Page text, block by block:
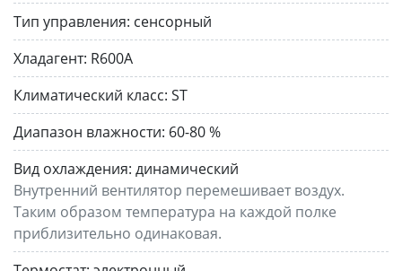
Тип управления: сенсорный
Хладагент: R600A
Климатический класс: ST
Диапазон влажности: 60-80 %
Вид охлаждения: динамический
Внутренний вентилятор перемешивает воздух.
Таким образом температура на каждой полке
приблизительно одинаковая.